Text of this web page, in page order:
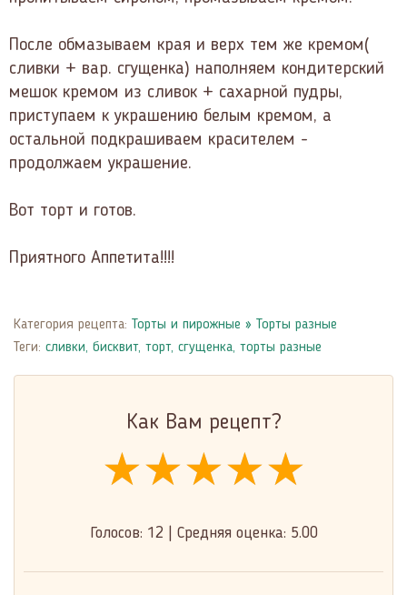
После обмазываем края и верх тем же кремом(
сливки + вар. сгущенка) наполняем кондитерский
мешок кремом из сливок + сахарной пудры,
приступаем к украшению белым кремом, а
остальной подкрашиваем красителем -
продолжаем украшение.
Вот торт и готов.
Приятного Аппетита!!!!
Категория рецепта: Торты и пирожные » Торты разные
Теги: сливки, бисквит, торт, сгущенка, торты разные
Как Вам рецепт?
★★★★★
★★★★★
★★★★★
Голосов: 12 Средняя оценка: 5.00